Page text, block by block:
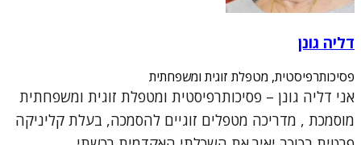
דליה גונן
פסיכותרפיסטית, מטפלת זוגית ומשפחתית
אני דליה גונן – פסיכותרפיסטית ומטפלת זוגית ומשפחתית
מוסמכת , מדריכה מטפלים זוגיים להסמכה, בעלת קליניקה